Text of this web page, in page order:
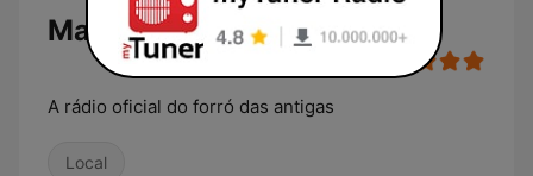
Mais Forró
A rádio oficial do forró das antigas
Local